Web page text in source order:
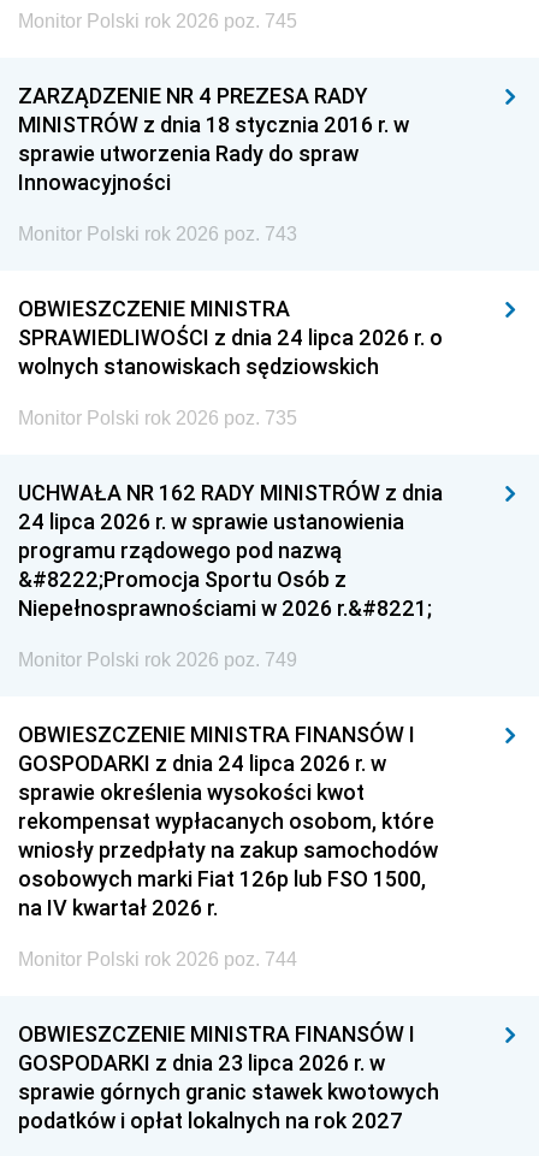
Monitor Polski rok 2026 poz. 745
ZARZĄDZENIE NR 4 PREZESA RADY
MINISTRÓW z dnia 18 stycznia 2016 r. w
sprawie utworzenia Rady do spraw
Innowacyjności
Monitor Polski rok 2026 poz. 743
OBWIESZCZENIE MINISTRA
SPRAWIEDLIWOŚCI z dnia 24 lipca 2026 r. o
wolnych stanowiskach sędziowskich
Monitor Polski rok 2026 poz. 735
UCHWAŁA NR 162 RADY MINISTRÓW z dnia
24 lipca 2026 r. w sprawie ustanowienia
programu rządowego pod nazwą
&#8222;Promocja Sportu Osób z
Niepełnosprawnościami w 2026 r.&#8221;
Monitor Polski rok 2026 poz. 749
OBWIESZCZENIE MINISTRA FINANSÓW I
GOSPODARKI z dnia 24 lipca 2026 r. w
sprawie określenia wysokości kwot
rekompensat wypłacanych osobom, które
wniosły przedpłaty na zakup samochodów
osobowych marki Fiat 126p lub FSO 1500,
na IV kwartał 2026 r.
Monitor Polski rok 2026 poz. 744
OBWIESZCZENIE MINISTRA FINANSÓW I
GOSPODARKI z dnia 23 lipca 2026 r. w
sprawie górnych granic stawek kwotowych
podatków i opłat lokalnych na rok 2027